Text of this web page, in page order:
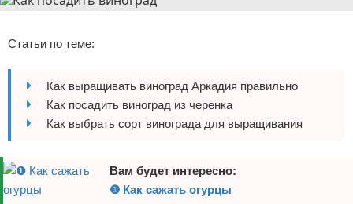
Дизайн квартиры
Посуда
Ремонт дачи
Ремонт квартиры
Инструменты
Ванная
Домашний быт
Сантехника
Размещение рекламы
Для правообладателей
Условия предоставления информации
Отказ от ответственности
Статьи по теме:
Как выращивать виноград Аркадия правильно
Как посадить виноград из черенка
Как выбрать сорт винограда для выращивания
Вам будет интересно:
❶ Как сажать огурцы